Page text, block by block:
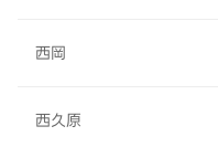
西岡
西久原